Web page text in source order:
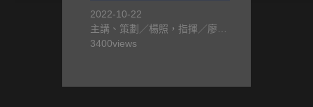
Major, Op. 92
2022-10-22
主講、策劃／楊照，指揮／廖國
敏，鋼琴／盧易之
3400views